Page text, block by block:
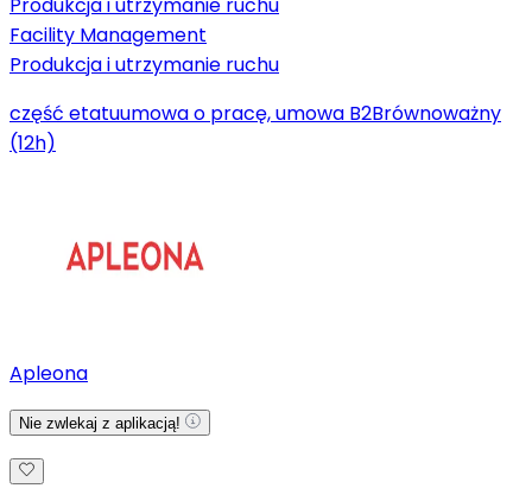
Produkcja i utrzymanie ruchu
Facility Management
Produkcja i utrzymanie ruchu
część etatuumowa o pracę, umowa B2Brównoważny
(12h)
Apleona
Nie zwlekaj z aplikacją!